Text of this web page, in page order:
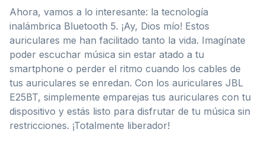
Ahora, vamos a lo interesante: la tecnología
inalámbrica Bluetooth 5. ¡Ay, Dios mío! Estos
auriculares me han facilitado tanto la vida. Imagínate
poder escuchar música sin estar atado a tu
smartphone o perder el ritmo cuando los cables de
tus auriculares se enredan. Con los auriculares JBL
E25BT, simplemente emparejas tus auriculares con tu
dispositivo y estás listo para disfrutar de tu música sin
restricciones. ¡Totalmente liberador!